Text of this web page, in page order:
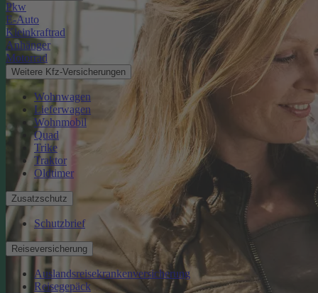
Pkw
E-Auto
Kleinkraftrad
Anhänger
Motorrad
Weitere Kfz-Versicherungen
Wohnwagen
Lieferwagen
Wohnmobil
Quad
Trike
Traktor
Oldtimer
Zusatzschutz
Schutzbrief
Reiseversicherung
Auslandsreisekrankenversicherung
Reisegepäck